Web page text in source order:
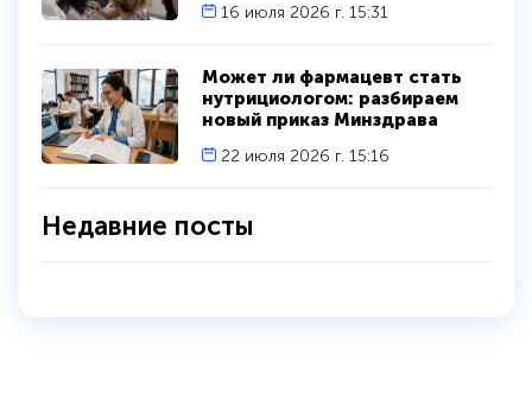
Недавние посты
Может ли фармацевт стать
нутрициологом: разбираем
новый приказ Минздрава
22 июля 2026 г. 15:16
16 июля 2026 г. 15:31